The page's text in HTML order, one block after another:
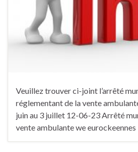
Veuillez trouver ci-joint l’arrêté
réglementant de la vente
juin au 3 juillet 12-06-23 Arrêté
vente ambulante we eurockeennes